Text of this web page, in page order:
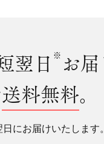
翌日 ※ お
送料無料。
にお届けいたします